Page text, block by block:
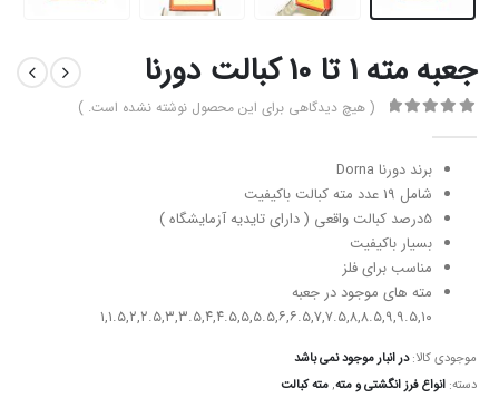
جعبه مته 1 تا 10 کبالت دورنا
( هیچ دیدگاهی برای این محصول نوشته نشده است. )
برند دورنا Dorna
شامل 19 عدد مته کبالت باکیفیت
5درصد کبالت واقعی ( دارای تایدیه آزمایشگاه )
بسیار باکیفیت
مناسب برای فلز
مته های موجود در جعبه
۱,۱.۵,۲,۲.۵,۳,۳.۵,۴,۴.۵,۵,۵.۵,۶,۶.۵,۷,۷.۵,۸,۸.۵,۹,۹.۵,۱۰
موجودی کالا:در انبار موجود نمی باشد
دسته: انواع فرز انگشتی و مته,مته کبالت